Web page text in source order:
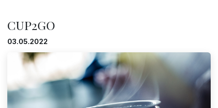
CUP2GO
03.05.2022